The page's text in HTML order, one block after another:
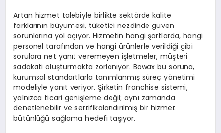
Artan hizmet talebiyle birlikte sektörde kalite
farklarının büyümesi, tüketici nezdinde güven
sorunlarına yol açıyor. Hizmetin hangi şartlarda, hangi
personel tarafından ve hangi ürünlerle verildiği gibi
sorulara net yanıt veremeyen işletmeler, müşteri
sadakati oluşturmakta zorlanıyor. Bowax bu soruna,
kurumsal standartlarla tanımlanmış süreç yönetimi
modeliyle yanıt veriyor. Şirketin franchise sistemi,
yalnızca ticari genişleme değil; aynı zamanda
denetlenebilir ve sertifikalandırılmış bir hizmet
bütünlüğü sağlama hedefi taşıyor.